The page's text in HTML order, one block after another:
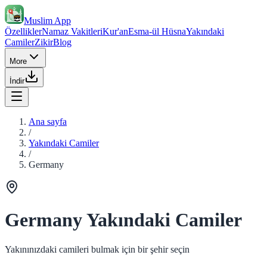
Muslim App
ÖzelliklerNamaz VakitleriKur'anEsma-ül HüsnaYakındaki
CamilerZikirBlog
More
İndir
Ana sayfa
/
Yakındaki Camiler
/
Germany
Germany Yakındaki Camiler
Yakınınızdaki camileri bulmak için bir şehir seçin